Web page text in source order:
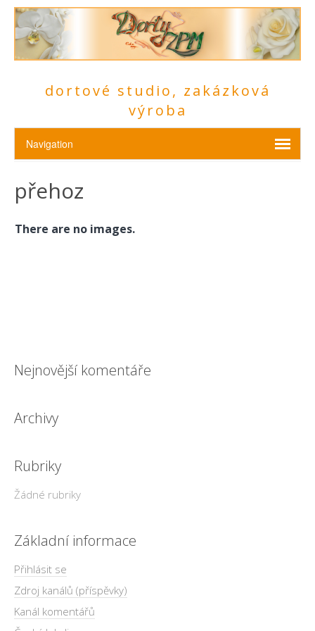
dortové studio, zakázková
výroba
přehoz
There are no images.
Nejnovější komentáře
Archivy
Rubriky
Žádné rubriky
Základní informace
Přihlásit se
Zdroj kanálů (příspěvky)
Kanál komentářů